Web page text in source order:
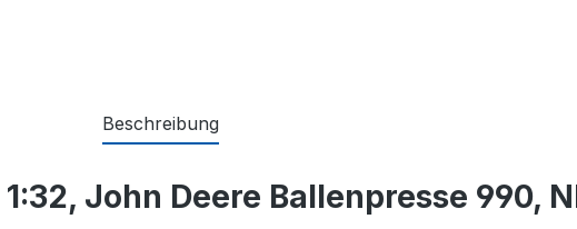
Beschreibung
John Deere Ballenpresse 990,